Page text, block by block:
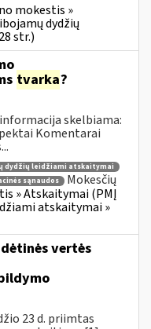
mokestis »
dydžių
str.)
tvarka?
skelbiama:
Komentarai
dydžių leidžiami atskaitymai
sąnaudos
Mokesčių
» Atskaitymai (PMĮ
atskaitymai »
vertės
23 d. priimtas